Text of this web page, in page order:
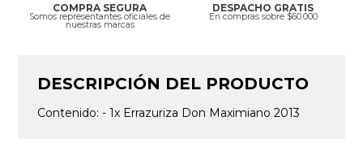
COMPRA SEGURA
Somos representantes oficiales de
nuestras marcas
DESPACHO GRATIS
En compras sobre $60.000
DESCRIPCIÓN DEL PRODUCTO
Contenido: - 1x Errazuriza Don Maximiano 2013